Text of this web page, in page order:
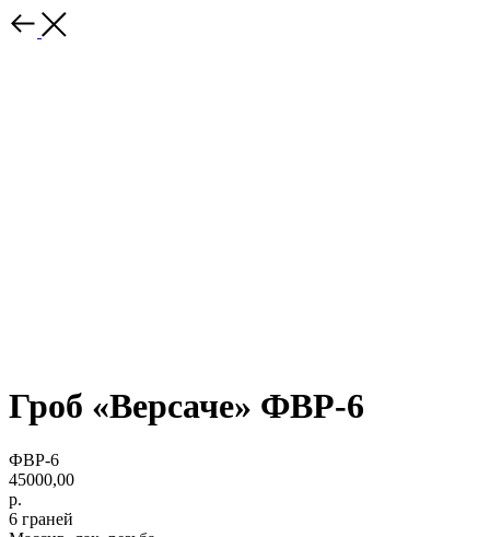
Гроб «Версаче» ФВР-6
ФВР-6
45000,00
р.
6 граней